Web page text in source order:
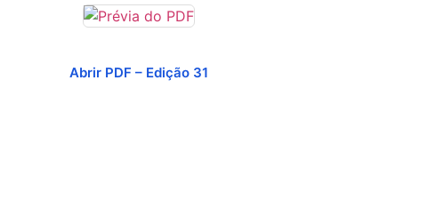
Abrir PDF – Edição 31